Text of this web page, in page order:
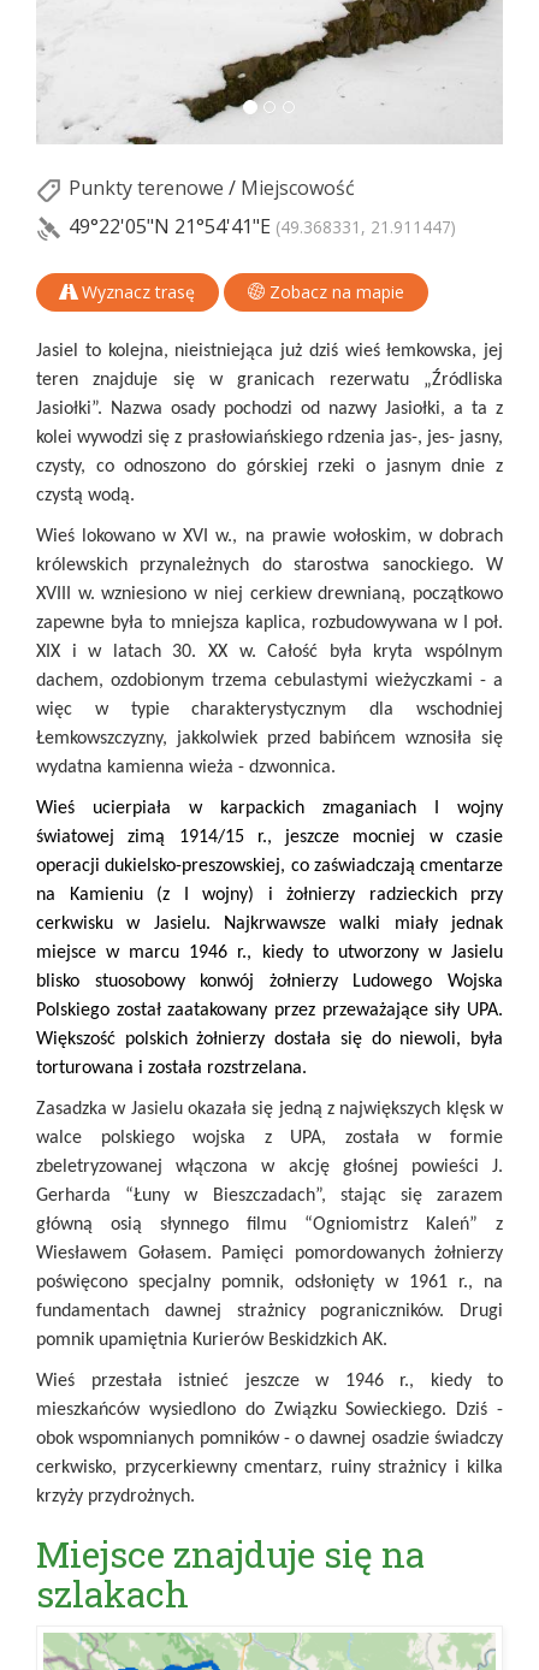
Punkty terenowe / Miejscowość
49°22'05"N 21°54'41"E (49.368331, 21.911447)
Wyznacz trasę Zobacz na mapie
Jasiel to kolejna, nieistniejąca już dziś wieś łemkowska, jej
teren znajduje się w granicach rezerwatu „Źródliska
Jasiołki”. Nazwa osady pochodzi od nazwy Jasiołki, a ta z
kolei wywodzi się z prasłowiańskiego rdzenia jas-, jes- jasny,
czysty, co odnoszono do górskiej rzeki o jasnym dnie z
czystą wodą.
Wieś lokowano w XVI w., na prawie wołoskim, w dobrach
królewskich przynależnych do starostwa sanockiego. W
XVIII w. wzniesiono w niej cerkiew drewnianą, początkowo
zapewne była to mniejsza kaplica, rozbudowywana w I poł.
XIX i w latach 30. XX w. Całość była kryta wspólnym
dachem, ozdobionym trzema cebulastymi wieżyczkami - a
więc w typie charakterystycznym dla wschodniej
Łemkowszczyzny, jakkolwiek przed babińcem wznosiła się
wydatna kamienna wieża - dzwonnica.
Wieś ucierpiała w karpackich zmaganiach I wojny
światowej zimą 1914/15 r., jeszcze mocniej w czasie
operacji dukielsko-preszowskiej, co zaświadczają cmentarze
na Kamieniu (z I wojny) i żołnierzy radzieckich przy
cerkwisku w Jasielu. Najkrwawsze walki miały jednak
miejsce w marcu 1946 r., kiedy to utworzony w Jasielu
blisko stuosobowy konwój żołnierzy Ludowego Wojska
Polskiego został zaatakowany przez przeważające siły UPA.
Większość polskich żołnierzy dostała się do niewoli, była
torturowana i została rozstrzelana.
Zasadzka w Jasielu okazała się jedną z największych klęsk w
walce polskiego wojska z UPA, została w formie
zbeletryzowanej włączona w akcję głośnej powieści J.
Gerharda “Łuny w Bieszczadach”, stając się zarazem
główną osią słynnego filmu “Ogniomistrz Kaleń” z
Wiesławem Gołasem. Pamięci pomordowanych żołnierzy
poświęcono specjalny pomnik, odsłonięty w 1961 r., na
fundamentach dawnej strażnicy pograniczników. Drugi
pomnik upamiętnia Kurierów Beskidzkich AK.
Wieś przestała istnieć jeszcze w 1946 r., kiedy to
mieszkańców wysiedlono do Związku Sowieckiego. Dziś -
obok wspomnianych pomników - o dawnej osadzie świadczy
cerkwisko, przycerkiewny cmentarz, ruiny strażnicy i kilka
krzyży przydrożnych.
Miejsce znajduje się na
szlakach